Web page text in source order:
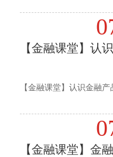
【金融课堂】认
【金融课堂】认识金融
【金融课堂】金